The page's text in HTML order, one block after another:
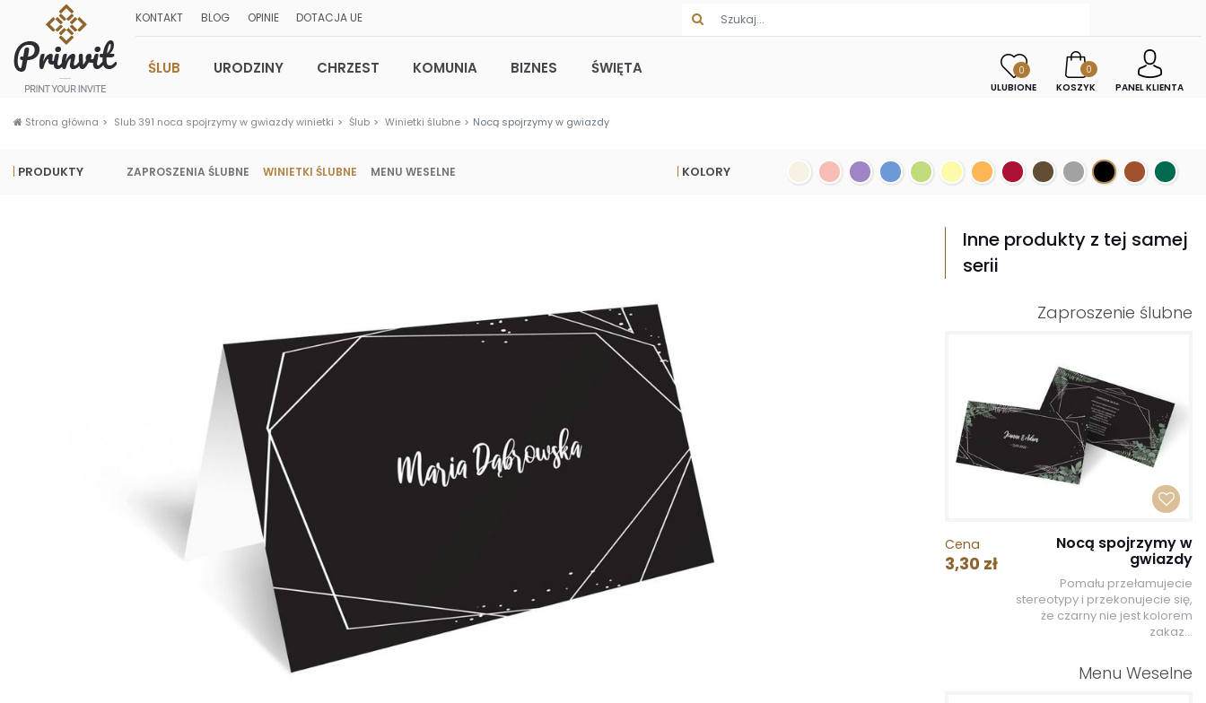
KONTAKT BLOG OPINIE DOTACJA UE
ŚLUB URODZINY CHRZEST KOMUNIA BIZNES ŚWIĘTA
0
ULUBIONE
0
KOSZYK
PANEL KLIENTA
Strona główna Slub 391 noca spojrzymy w gwiazdy winietki Ślub Winietki ślubne Nocą spojrzymy w gwiazdy
PRODUKTY ZAPROSZENIA ŚLUBNE WINIETKI ŚLUBNE MENU WESELNE KOLORY
Inne produkty z tej samej
serii
Zaproszenie ślubne
Cena
3,30 zł
Nocą spojrzymy w
gwiazdy
Pomału przełamujecie
stereotypy i przekonujecie się,
że czarny nie jest kolorem
zakaz...
Menu Weselne